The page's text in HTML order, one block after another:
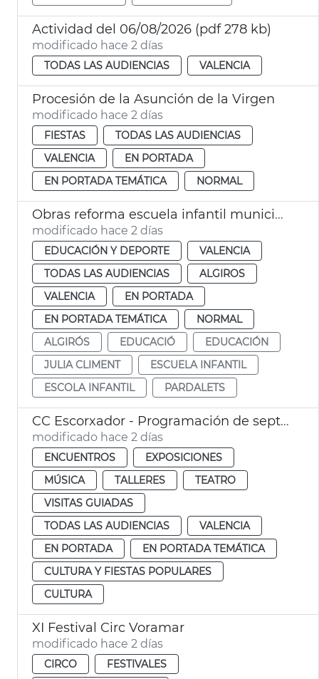
Actividad del 06/08/2026 (pdf 278 kb)
modificado hace 2 días
TODAS LAS AUDIENCIAS VALENCIA
Procesión de la Asunción de la Virgen
modificado hace 2 días
FIESTAS
TODAS LAS AUDIENCIAS
VALENCIA
EN PORTADA
EN PORTADA TEMÁTICA
NORMAL
Obras reforma escuela infantil municipal Pardalets
modificado hace 2 días
EDUCACIÓN Y DEPORTE
VALENCIA
TODAS LAS AUDIENCIAS
ALGIROS
VALENCIA
EN PORTADA
EN PORTADA TEMÁTICA
NORMAL
ALGIRÓS
EDUCACIÓ
EDUCACIÓN
JULIA CLIMENT
ESCUELA INFANTIL
ESCOLA INFANTIL
PARDALETS
CC Escorxador - Programación de septiembre
modificado hace 2 días
ENCUENTROS
EXPOSICIONES
MÚSICA
TALLERES
TEATRO
VISITAS GUIADAS
TODAS LAS AUDIENCIAS
VALENCIA
EN PORTADA
EN PORTADA TEMÁTICA
CULTURA Y FIESTAS POPULARES
CULTURA
XI Festival Circ Voramar
modificado hace 2 días
CIRCO
FESTIVALES